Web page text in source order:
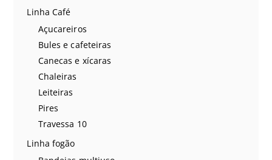
Linha Café
Açucareiros
Bules e cafeteiras
Canecas e xícaras
Chaleiras
Leiteiras
Pires
Travessa 10
Linha fogão